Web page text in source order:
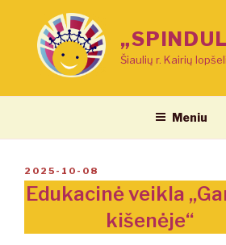
Šiaulių r. Kairių
Meniu
PASKELBTA
2025-10-08
Edukacinė veikla
kišenėje“